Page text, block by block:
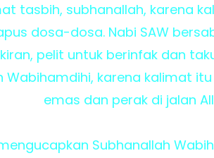
tasbih, subhanallah, karena
dosa-dosa. Nabi SAW
pelit untuk berinfak dan
Wabihamdihi, karena kalimat
emas dan perak di jalan
Subhanallah